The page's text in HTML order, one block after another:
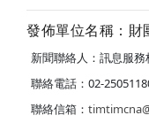
發佈單位名稱：財
新聞聯絡人：訊息服務
聯絡電話：02-
聯絡信箱：